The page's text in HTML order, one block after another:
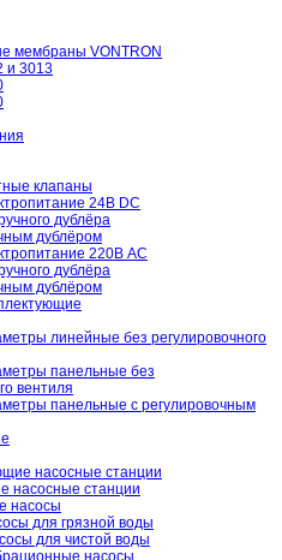
мембраны VONTRON
и 3013
клапаны
24В DC
дублёра
дублёром
220В AC
дублёра
дублёром
линейные без регулировочного
панельные без
вентиля
панельные с регулировочным
насосные станции
насосные станции
насосы
для грязной воды
для чистой воды
насосы